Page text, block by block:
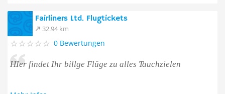
Fairliners Ltd. Flugtickets
32.94 km
0 Bewertungen
HIer findet Ihr billge Flüge zu alles Tauchzielen